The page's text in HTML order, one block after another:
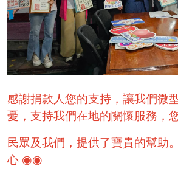
感謝捐款人您的支持，讓我們微
憂，支持我們在地的關懷服務，
民眾及我們，提供了寶貴的幫
心 ◉◉